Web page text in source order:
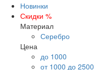
Новинки
Скидки %
Материал
Серебро
Цена
до 1000
от 1000 до 2500